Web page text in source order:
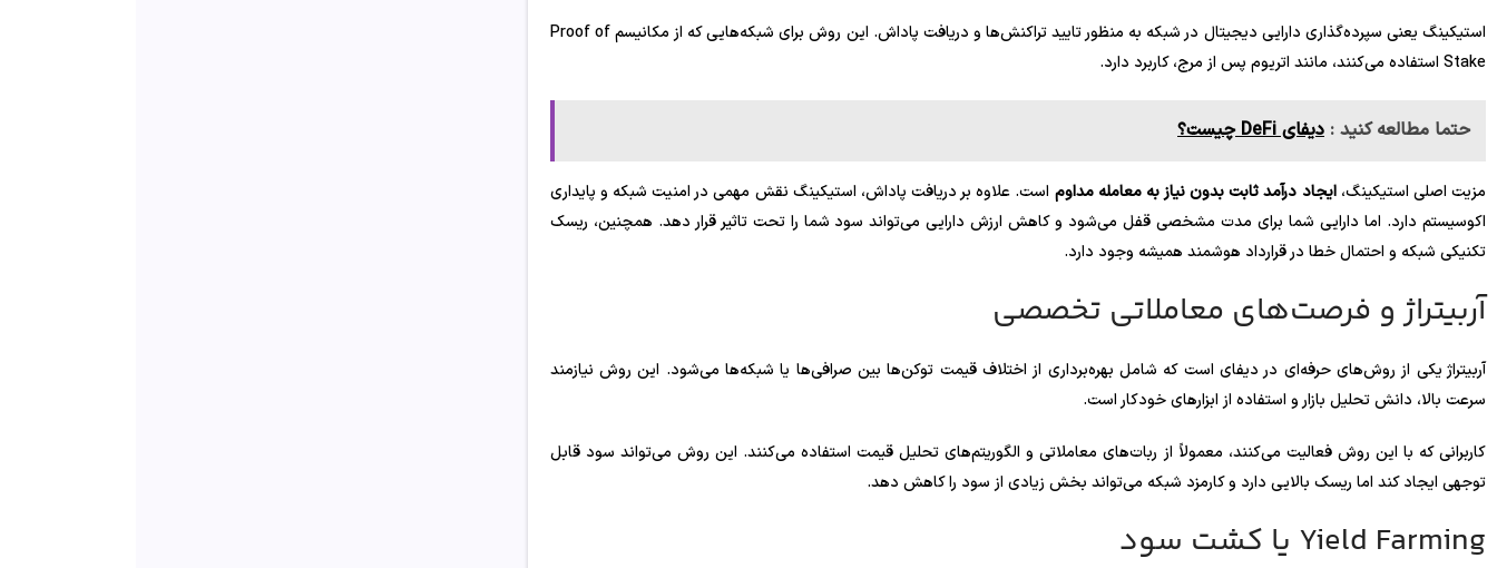
استیکینگ یعنی سپرده‌گذاری دارایی دیجیتال در شبکه به منظور تایید تراکنش‌ها و دریافت پاداش. این روش برای شبکه‌هایی که از مکانیسم Proof of
Stake استفاده می‌کنند، مانند اتریوم پس از مرج، کاربرد دارد.
حتما مطالعه کنید : دیفای DeFi چیست؟
مزیت اصلی استیکینگ،ایجاد درآمد ثابت بدون نیاز به معامله مداوم است. علاوه بر دریافت پاداش، استیکینگ نقش مهمی در امنیت شبکه و پایداری
اکوسیستم دارد. اما دارایی شما برای مدت مشخصی قفل می‌شود و کاهش ارزش دارایی می‌تواند سود شما را تحت تاثیر قرار دهد. همچنین، ریسک
تکنیکی شبکه و احتمال خطا در قرارداد هوشمند همیشه وجود دارد.
آربیتراژ و فرصت‌های معاملاتی تخصصی
آربیتراژ یکی از روش‌های حرفه‌ای در دیفای است که شامل بهره‌برداری از اختلاف قیمت توکن‌ها بین صرافی‌ها یا شبکه‌ها می‌شود. این روش نیازمند
سرعت بالا، دانش تحلیل بازار و استفاده از ابزارهای خودکار است.
کاربرانی که با این روش فعالیت می‌کنند، معمولاً از ربات‌های معاملاتی و الگوریتم‌های تحلیل قیمت استفاده می‌کنند. این روش می‌تواند سود قابل
توجهی ایجاد کند اما ریسک بالایی دارد و کارمزد شبکه می‌تواند بخش زیادی از سود را کاهش دهد.
Yield Farming یا کشت سود